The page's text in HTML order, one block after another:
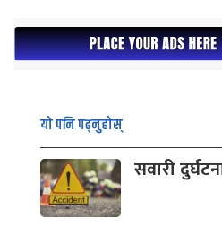
यो पनि पढ्नुहोस्
सवारी